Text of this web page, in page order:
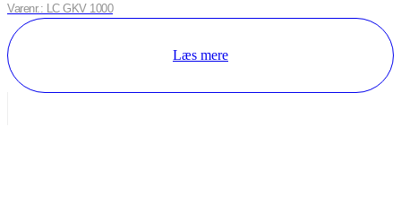
Varenr.: LC GKV 1000
Læs mere